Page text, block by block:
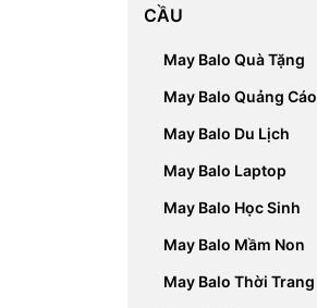
CẦU
May Balo Quà Tặng
May Balo Quảng Cáo
May Balo Du Lịch
May Balo Laptop
May Balo Học Sinh
May Balo Mầm Non
May Balo Thời Trang